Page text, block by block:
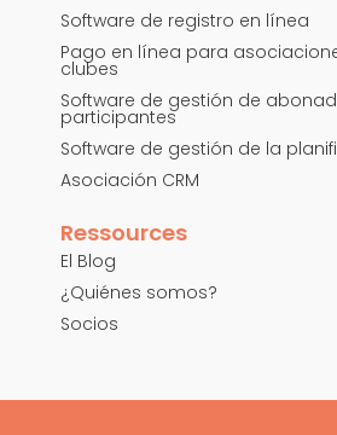
Software de registro en línea
Pago en línea para
clubes
Software de gestión de
participantes
Software de gestión de la
Asociación CRM
Ressources
El Blog
¿Quiénes somos?
Socios